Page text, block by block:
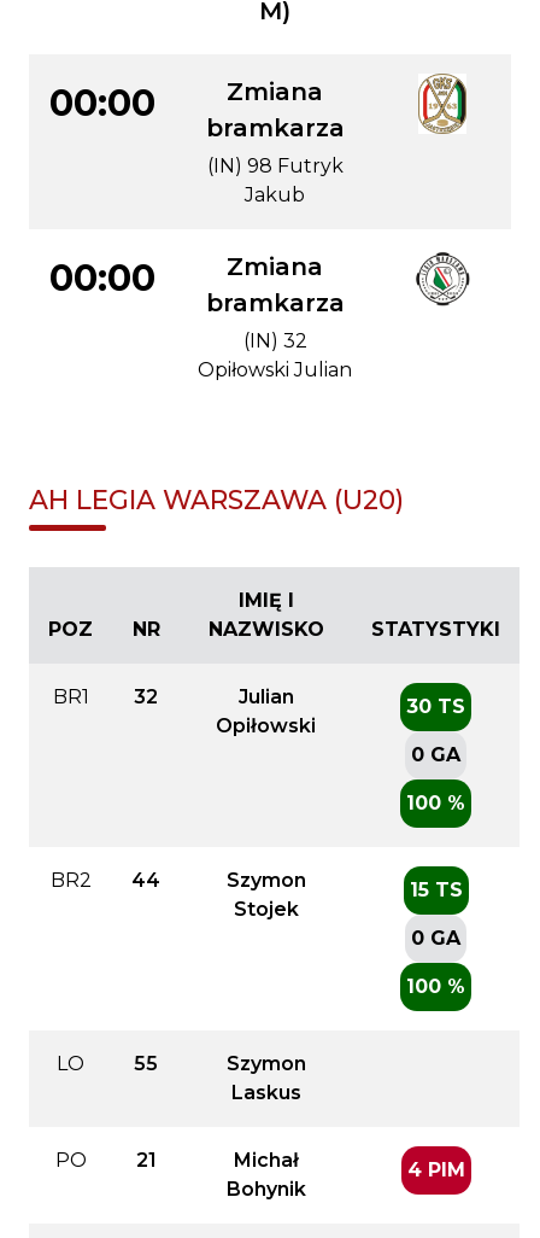
M)
00:00
Zmiana
bramkarza
(IN) 98 Futryk
Jakub
00:00
Zmiana
bramkarza
(IN) 32
Opiłowski Julian
AH LEGIA WARSZAWA (U20)
POZ NR
IMIĘ I
NAZWISKO
STATYSTYKI
BR1 32
Julian
Opiłowski
30 TS
0 GA
100 %
BR2 44
Szymon
Stojek
15 TS
0 GA
100 %
LO 55
Szymon
Laskus
PO 21
Michał
Bohynik
4 PIM